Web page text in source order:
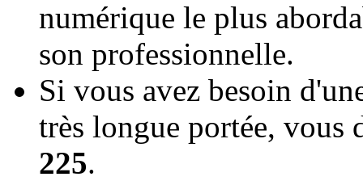
numérique le plus
son professionnelle.
Si vous avez besoin
très longue portée, vous
225.